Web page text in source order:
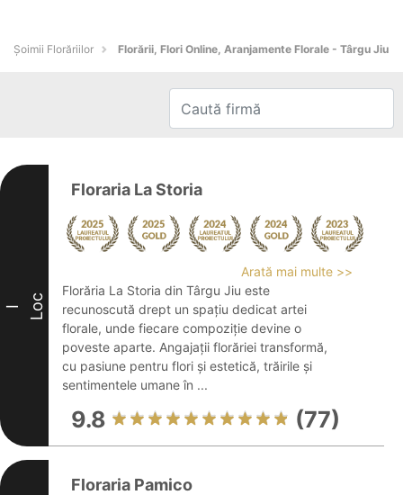
Șoimii Florăriilor Florării, Flori Online, Aranjamente Florale - Târgu Jiu
I Loc
Floraria La Storia
Arată mai multe >>
Florăria La Storia din Târgu Jiu este
recunoscută drept un spațiu dedicat artei
florale, unde fiecare compoziție devine o
poveste aparte. Angajații florăriei transformă,
cu pasiune pentru flori și estetică, trăirile și
sentimentele umane în ...
9.8 (77)
Floraria Pamico